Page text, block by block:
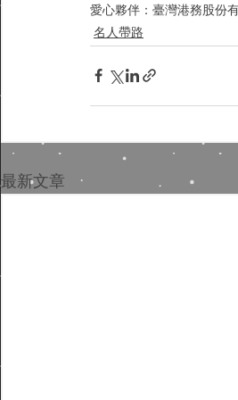
愛心夥伴：臺灣港務股份
名人帶路
最新文章